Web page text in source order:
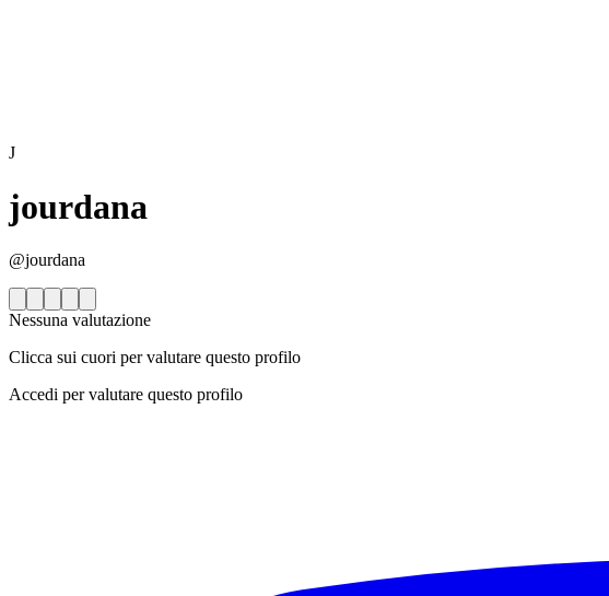
J
jourdana
@jourdana
Nessuna valutazione
Clicca sui cuori per valutare questo profilo
Accedi per valutare questo profilo